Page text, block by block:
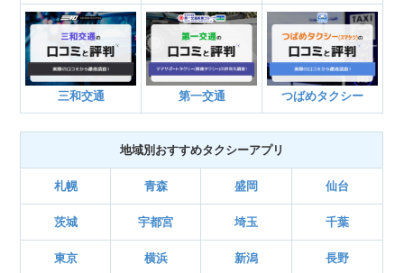
三和交通 第一交通 つばめタクシー
地域別おすすめタクシーアプリ
札幌 青森 盛岡 仙台
茨城 宇都宮 埼玉 千葉
東京 横浜 新潟 長野